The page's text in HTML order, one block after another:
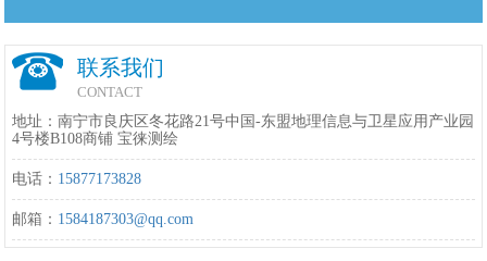
联系我们
CONTACT
地址：南宁市良庆区冬花路21号中国-东盟地理信息与卫星应用产业园
4号楼B108商铺 宝徕测绘
电话： 15877173828
邮箱： 1584187303@qq.com